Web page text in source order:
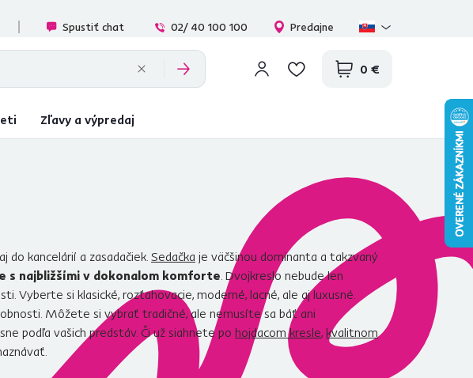
Spustiť chat 02/ 40 100 100 Predajne
0 €
Zľavy a výpredaj
do kancelárií a zasadačiek. Sedačka je väčšinou dominanta a takzvaný
s najbližšími v dokonalom komforte . Dvojkreslo nebude len
si klasické, rozťahovacie, moderné, lacné, ale aj luxusné.
Môžete si vybrať tradičné, ale nemusíte sa báť ani
podľa vašich predstáv. Či už siahnete po hojdacom kresle, kvalitnom